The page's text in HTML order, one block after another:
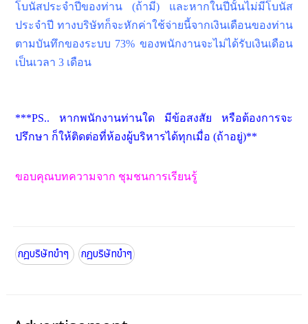
โบนัสประจำปีของท่าน (ถ้ามี) และหากในปีนั้นไม่มีโบนัส
ประจำปี ทางบริษัทก็จะหักค่าใช้จ่ายนี้จากเงินเดือนของท่าน
ตามบันทึกของระบบ 73% ของพนักงานจะไม่ได้รับเงินเดือน
เป็นเวลา 3 เดือน
***PS.. หากพนักงานท่านใด มีข้อสงสัย หรือต้องการจะ
ปรึกษา ก็ให้ติดต่อที่ห้องผู้บริหารได้ทุกเมื่อ (ถ้าอยู่)**
ขอบคุณบทความจาก ชุมชนการเรียนรู้
กฎบริษัทขำๆ กฎบริษัทขำๆ